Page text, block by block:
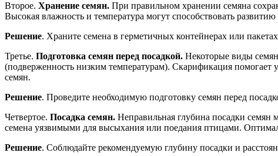
Второе. Хранение семян. При правильном хранении семяна
Высокая влажность и температура могут способствовать
Решение. Храните семена в герметичных контейнерах или
Третье. Подготовка семян перед посадкой. Некоторые виды
(подверженность низким температурам). Скарификация помогает
семян.
Решение. Проведите необходимую подготовку семян перед
Четвертое. Посадка семян. Неправильная глубина посадки семян
семена уязвимыми для высыхания или поедания птицами.
Решение. Соблюдайте рекомендуемую глубину посадки и